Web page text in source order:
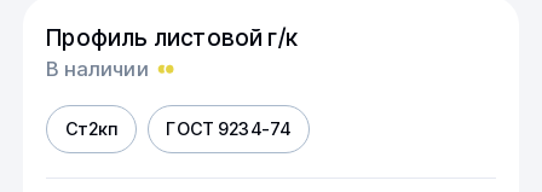
Профиль листовой г/к
В наличии
Ст2кп ГОСТ 9234-74